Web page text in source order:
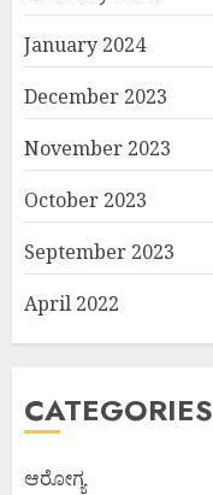
January 2024
December 2023
November 2023
October 2023
September 2023
April 2022
CATEGORIES
ಆರೋಗ್ಯ